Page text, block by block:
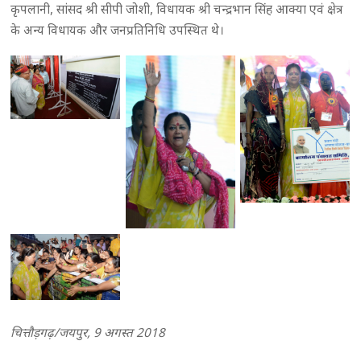
कृपलानी, सांसद श्री सीपी जोशी, विधायक श्री चन्द्रभान सिंह आक्या एवं क्षेत्र
के अन्य विधायक और जनप्रतिनिधि उपस्थित थे।
चित्तौड़गढ़/जयपुर, 9 अगस्त 2018